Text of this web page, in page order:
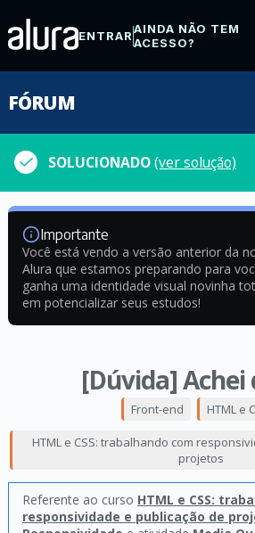
ENTRARAINDA NÃO TEM
ACESSO?
FÓRUM
SOLUCIONADO(ver solução)
Importante
Você está vendo a versão anterior da
Alura que estamos preparando para
ganha uma identidade visual novinha
em potencializar seus estudos!
[Dúvida] Achei
Front-end HTML e
HTML e CSS: trabalhando com
projetos
Referente ao curso HTML e CSS:
responsividade e publicação de